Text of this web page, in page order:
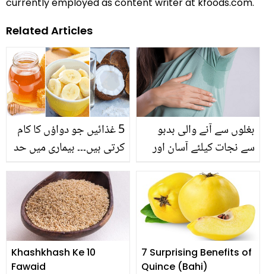
currently employed as content writer at kfoods.com.
Related Articles
5 غذائیں جو دواؤں کا کام
کرتی ہیں۔۔۔ بیماری میں حد
تو ان غذاؤں کا ضرور
استعمال کریں
بغلوں سے آنے والی بدبو
سے نجات کیلئے آسان اور
Khashkhash Ke 10
Fawaid
7 Surprising Benefits of
Quince (Bahi)